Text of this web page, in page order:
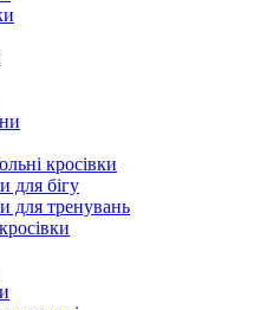
кросівки
для бігу
для тренувань